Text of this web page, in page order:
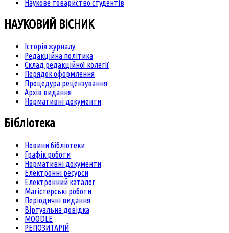
Наукове товариство студентів
НАУКОВИЙ ВІСНИК
Історія журналу
Редакційна політика
Склад редакційної колегії
Порядок оформлення
Процедура рецензування
Архів видання
Нормативні документи
Бібліотека
Новини бібліотеки
Графік роботи
Нормативні документи
Електронні ресурси
Електронний каталог
Магістерські роботи
Періодичні видання
Віртуальна довідка
MOODLE
РЕПОЗИТАРІЙ